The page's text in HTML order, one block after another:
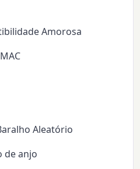
Amorosa
Aleatório
de anjo